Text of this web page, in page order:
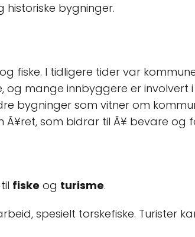
bygninger.
fiske. I tidligere tider var
mange innbyggere er involvert i
bygninger som vitner om
som bidrar til Ã¥ bevare og
fiske og turisme.
spesielt torskefiske. Turister